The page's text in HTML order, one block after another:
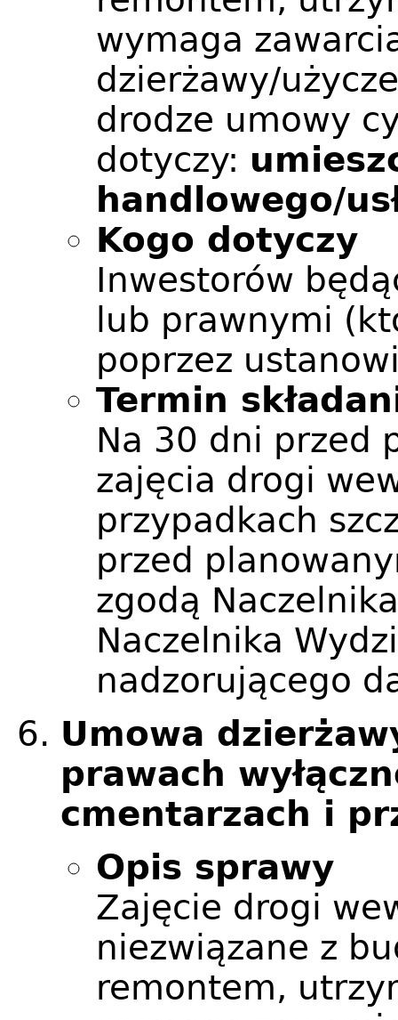
wymaga
dzierżawy/
drodze umowy
dotyczy:
handlowego/
Kogo dotyczy
Inwestorów
lub prawnymi
poprzez
Termin
Na 30 dni przed
zajęcia drogi
przypadkach
przed
zgodą
Naczelnika
nadzorującego
Umowa
prawach
cmentarzach i
Opis sprawy
Zajęcie drogi
niezwiązane z
remontem,